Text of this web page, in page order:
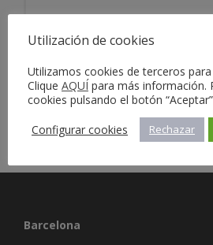
Información del
Barcelona
Utilización de cookies
Utilizamos cookies de terceros
Clique AQUÍ para más información.
cookies pulsando el botón
Configurar cookies
Rechazar